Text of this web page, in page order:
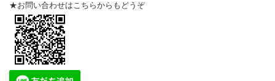
★お問い合わせはこちらからもどうぞ